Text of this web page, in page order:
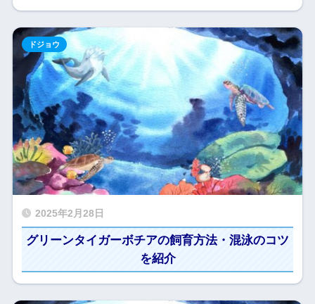
2025年2月28日
グリーンタイガーボチアの飼育方法・混泳のコツ
を紹介
ドジョウ